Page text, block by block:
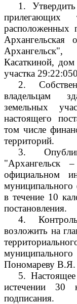
1.
прилегающих
расположенных
Архангельская
Касаткиной,
участка
2.
владельцам
земельных
настоящего
том числе
территорий.
3.
"Архангельск
официальном
муниципального
в течение 10
постановления.
4.
возложить на
Пономареву В.Я.
5.
истечении 30
подписания.